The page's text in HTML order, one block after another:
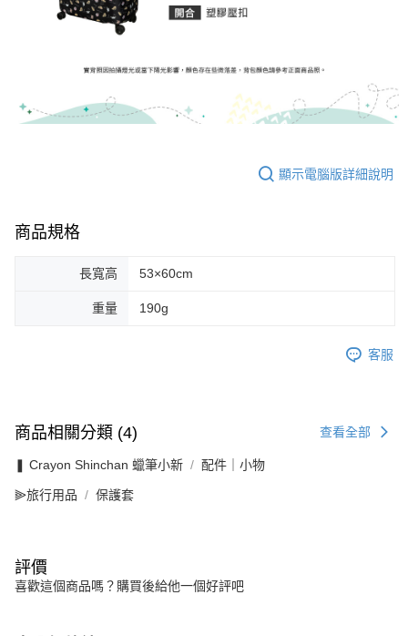
顯示電腦版詳細說明
商品規格
長寬高 53×60cm
重量 190g
客服
商品相關分類 (4) 查看全部
❚ Crayon Shinchan 蠟筆小新 配件｜小物
⫸旅行用品 保護套
評價
喜歡這個商品嗎？購買後給他一個好評吧